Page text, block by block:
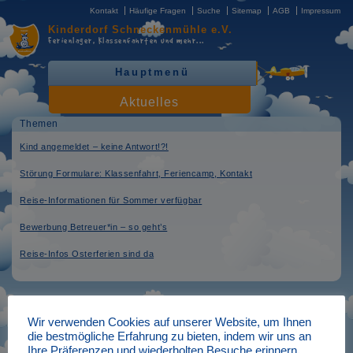
KinderdorfSchneckenmühle e.V.
Ferienlager, Klassenfahrten und mehr...
Hauptmenü
Aktuelles
Kontakt Häufige Fragen Suche Sitemap AGB Impressum
Themen
Kind angemeldet – keine Antwort!?!
Störung Formulare: Klassenfahrt, Feriencamp, Kontakt
Reise-Informationen für Sommer verfügbar
Bewerbung Betreuer*in – so geht’s
Reise-Infos Osterferien sind da
verfasst am: 04.04.2025
Wir verwenden Cookies auf unserer Website, um Ihnen
die bestmögliche Erfahrung zu bieten, indem wir uns an